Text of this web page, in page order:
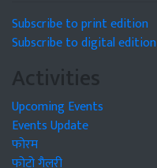
Subscribe to print edition
Subscribe to digital edition
Activities
Upcoming Events
Events Update
फोरम
फोटो गैलरी